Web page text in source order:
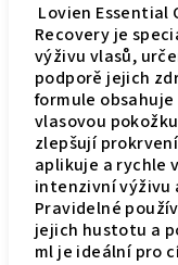
Lovien Essential
Recovery je
výživu vlasů,
podporě jejich
formule
vlasovou
zlepšují
aplikuje a rychle
intenzivní výživu
Pravidelné
jejich hustotu a
ml je ideální pro